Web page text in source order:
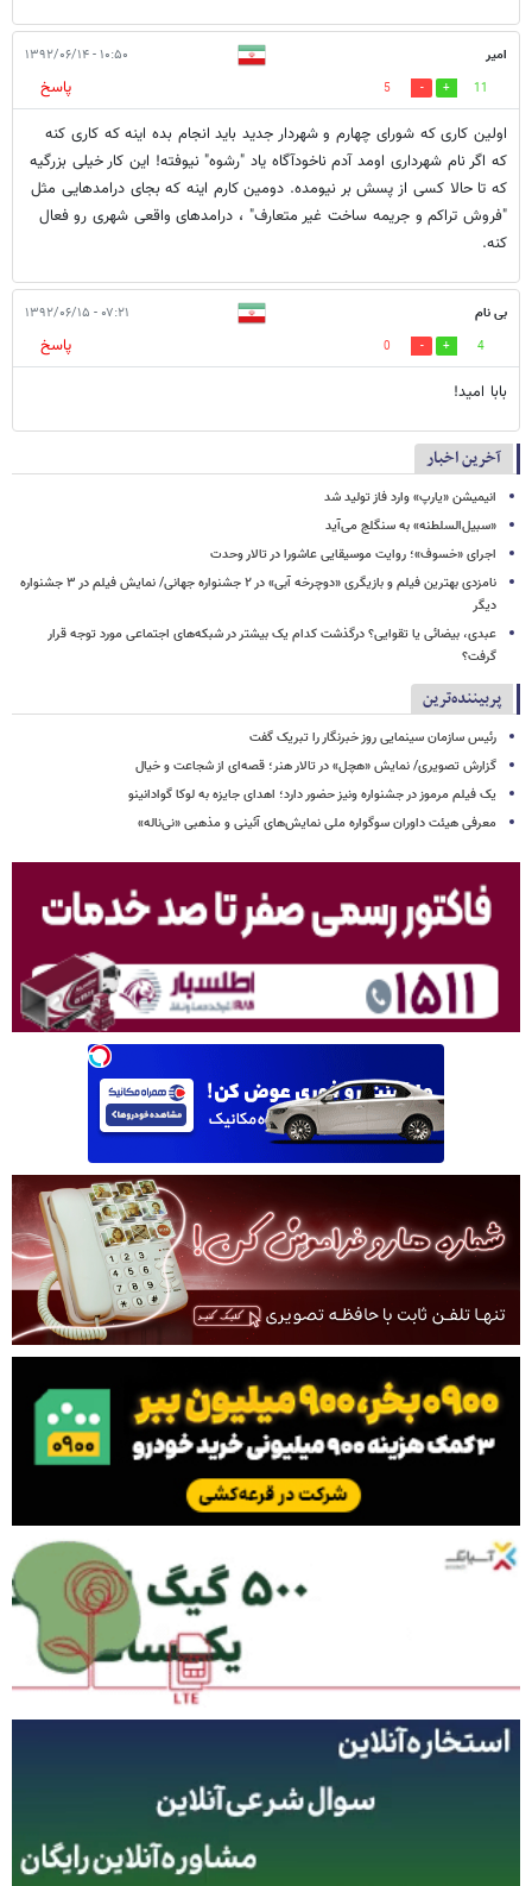
امیر ۱۰:۵۰ - ۱۳۹۲/۰۶/۱۴
11
5
پاسخ
اولین کاری که شورای چهارم و شهردار جدید باید انجام بده اینه که کاری کنه
که اگر نام شهرداری اومد آدم ناخودآگاه یاد "رشوه" نیوفته! این کار خیلی بزرگیه
که تا حالا کسی از پسش بر نیومده. دومین کارم اینه که بجای درامدهایی مثل
"فروش تراکم و جریمه ساخت غیر متعارف" ، درامدهای واقعی شهری رو فعال
کنه.
بی نام ۰۷:۲۱ - ۱۳۹۲/۰۶/۱۵
4
0
پاسخ
بابا امید!
آخرین اخبار
انیمیشن «یارپ» وارد فاز تولید شد
«سبیل‌السلطنه» به سنگلج می‌آید
اجرای «خسوف»؛ روایت موسیقایی عاشورا در تالار وحدت
نامزدی بهترین فیلم و بازیگری «دوچرخه آبی» در ۲ جشنواره جهانی/ نمایش فیلم در ۳ جشنواره
دیگر
عبدی، بیضائی یا تقوایی؟ درگذشت کدام یک بیشتر در شبکه‌های اجتماعی مورد توجه قرار
گرفت؟
پربیننده‌ترین
رئیس سازمان سینمایی روز خبرنگار را تبریک گفت
گزارش تصویری/ نمایش «هچل» در تالار هنر؛ قصه‌ای از شجاعت و خیال
یک فیلم مرموز در جشنواره ونیز حضور دارد؛ اهدای جایزه به لوکا گوادانینو
معرفی هیئت داوران سوگواره ملی نمایش‌های آئینی و مذهبی «نی‌ناله»